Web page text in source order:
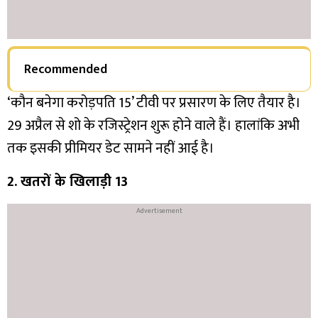
Recommended
‘कौन बनेगा करोड़पति 15’ टीवी पर प्रसारण के लिए तैयार है।
29 अप्रैल से शो के रजिस्ट्रेशन शुरू होने वाले हैं। हालांकि अभी
तक इसकी प्रीमियर डेट सामने नहीं आई है।
2. खतरों के खिलाड़ी 13